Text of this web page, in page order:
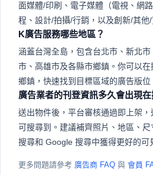
面媒體/印刷、電子媒體（電視、網
程、設計/拍攝/行銷，以及創新/其他/
K廣告服務哪些地區？
涵蓋台灣全島，包含台北市、新北
市、高雄市及各縣市鄉鎮。你可以
鄉鎮，快速找到目標區域的廣告版位
廣告業者的刊登資訊多久會出現在
送出物件後，平台審核通過即上架
可搜尋到。建議補齊照片、地區、
搜尋和 Google 搜尋中獲得更好的可
更多問題請參考 廣告商 FAQ 與 會員